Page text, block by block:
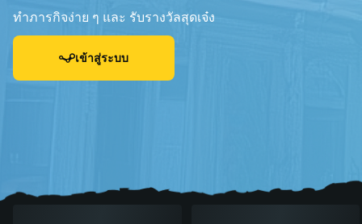
ทำภารกิจง่าย ๆ และ รับรางวัลสุดเจ๋ง
เข้าสู่ระบบ